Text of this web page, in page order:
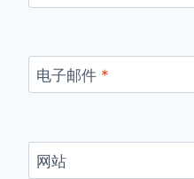
电子邮件 *
网站